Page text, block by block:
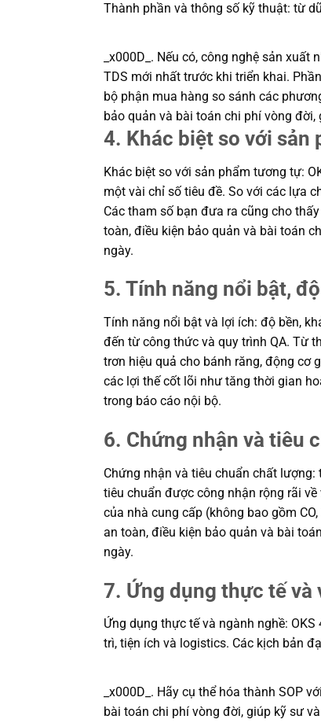
Thành phần và thông số kỹ thuật: từ
_x000D_. Nếu có, công nghệ sản
TDS mới nhất trước khi triển khai.
bộ phận mua hàng so sánh các
bảo quản và bài toán chi phí vòng
4. Khác biệt so với sản
Khác biệt so với sản phẩm tương tự:
một vài chỉ số tiêu đề. So với các lựa
Các tham số bạn đưa ra cũng cho
toàn, điều kiện bảo quản và bài toán
ngày.
5. Tính năng nổi bật,
Tính năng nổi bật và lợi ích: độ bền,
đến từ công thức và quy trình QA. Từ
trơn hiệu quả cho bánh răng, động cơ
các lợi thế cốt lõi như tăng thời gian
trong báo cáo nội bộ.
6. Chứng nhận và tiêu
Chứng nhận và tiêu chuẩn chất
tiêu chuẩn được công nhận rộng rãi
của nhà cung cấp (không bao gồm
an toàn, điều kiện bảo quản và bài
ngày.
7. Ứng dụng thực tế và
Ứng dụng thực tế và ngành nghề:
trì, tiện ích và logistics. Các kịch bản
_x000D_. Hãy cụ thể hóa thành SOP
bài toán chi phí vòng đời, giúp kỹ sư